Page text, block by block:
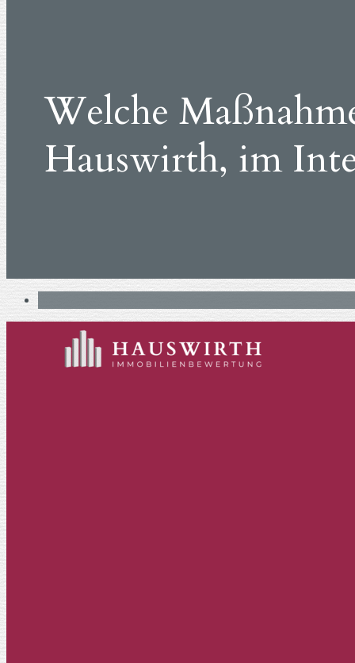
Welche
Hauswirth, im